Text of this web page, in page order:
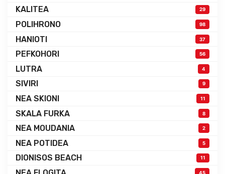
KALITEA 29
POLIHRONO 98
HANIOTI 37
PEFKOHORI 56
LUTRA 4
SIVIRI 9
NEA SKIONI 11
SKALA FURKA 8
NEA MOUDANIA 2
NEA POTIDEA 5
DIONISOS BEACH 11
45